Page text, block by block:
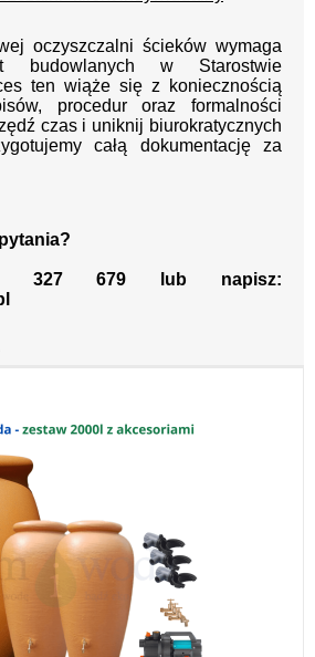
oczyszczalni ścieków wymaga
budowlanych w Starostwie
ten wiąże się z koniecznością
procedur oraz formalności
czas i uniknij biurokratycznych
całą dokumentację za
327 679 lub napisz: